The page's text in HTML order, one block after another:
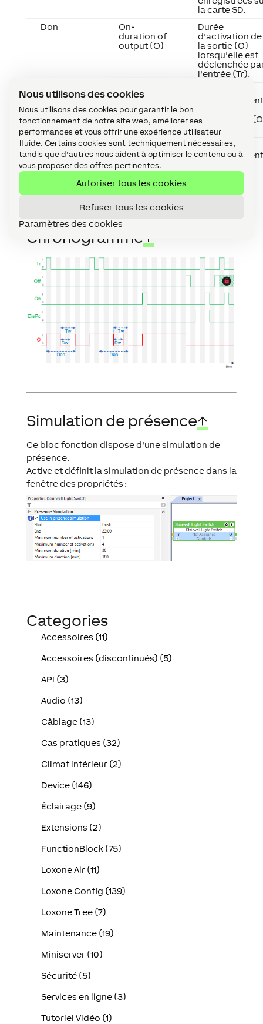
Nous utilisons des cookies
Nous utilisons des cookies pour garantir le bon
fonctionnement de notre site web, améliorer ses
performances et vous offrir une expérience utilisateur
fluide. Certains cookies sont techniquement nécessaires,
tandis que d'autres nous aident à optimiser le contenu ou à
vous proposer des offres pertinentes.
Autoriser tous les cookies
Refuser tous les cookies
Paramètres des cookies
la carte SD.
Don
On-
duration of
output (O)
Durée
d'activation de
la sortie (O)
lorsqu'elle est
déclenchée
l'entrée (Tr).
Tw
Switch-off
warning
time
l'avertissement
que la sortie
ne s'éteigne.
Dw
Switch-off
warning
duration
Durée de
l'avertissement
Chronogramme ↑
Simulation de présence↑
Ce bloc fonction dispose d'une simulation de
présence.
Active et définit la simulation de présence dans la
fenêtre des propriétés :
Categories
Accessoires (11)
Accessoires (discontinués) (5)
API (3)
Audio (13)
Câblage (13)
Cas pratiques (32)
Climat intérieur (2)
Device (146)
Éclairage (9)
Extensions (2)
FunctionBlock (75)
Loxone Air (11)
Loxone Config (139)
Loxone Tree (7)
Maintenance (19)
Miniserver (10)
Sécurité (5)
Services en ligne (3)
Tutoriel Vidéo (1)